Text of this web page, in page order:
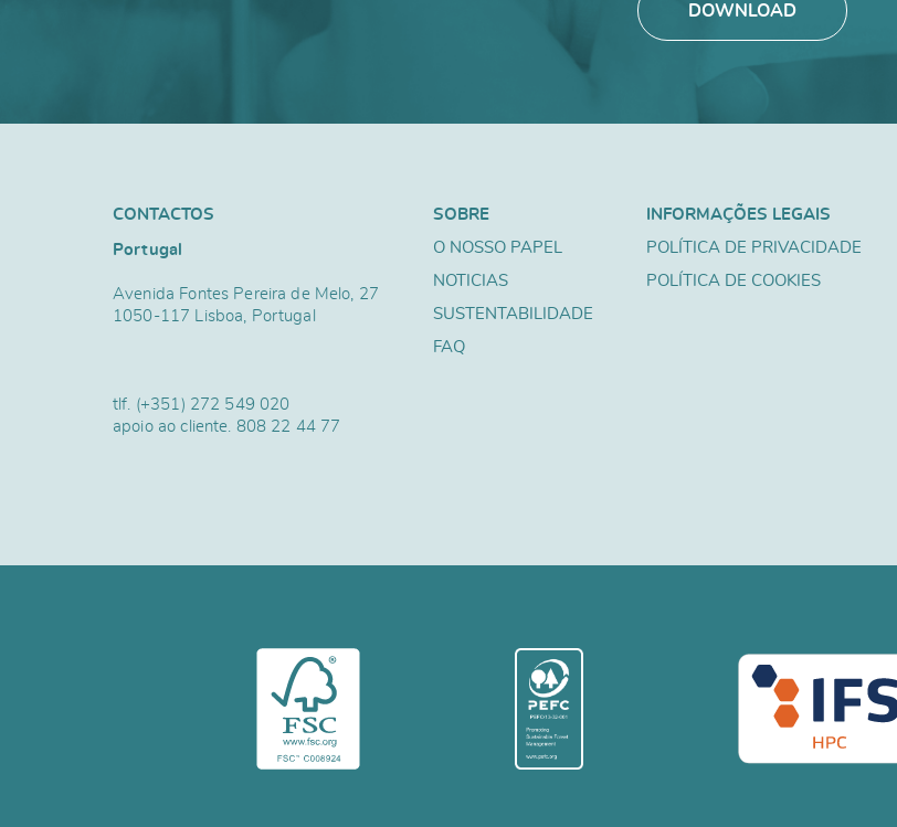
DOWNLOAD
CONTACTOS
Portugal
Avenida Fontes Pereira de Melo, 27
1050-117 Lisboa, Portugal
tlf. (+351) 272 549 020
apoio ao cliente. 808 22 44 77
SOBRE
O NOSSO PAPEL
NOTICIAS
SUSTENTABILIDADE
FAQ
INFORMAÇÕES LEGAIS
POLÍTICA DE PRIVACIDADE
POLÍTICA DE COOKIES